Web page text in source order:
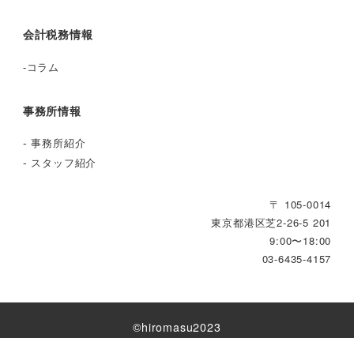
会計税務情報
-コラム
事務所情報
-事務所紹介
- スタッフ紹介
〒 105-0014
東京都港区芝2‐26‐5 201
9:00〜18:00
03-6435-4157
©︎hiromasu2023